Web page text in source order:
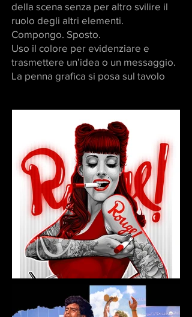
della scena senza per altro svilire il
ruolo degli altri elementi.
Compongo. Sposto.
Uso il colore per evidenziare e
trasmettere un’idea o un messaggio.
La penna grafica si posa sul tavolo